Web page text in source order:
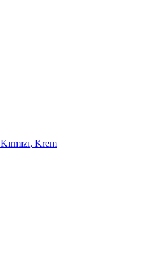
Kırmızı, Krem